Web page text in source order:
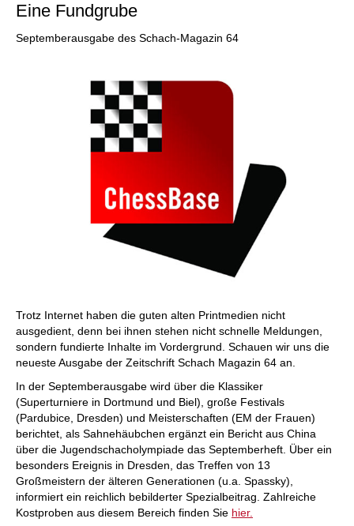
Eine Fundgrube
Septemberausgabe des Schach-Magazin 64
Trotz Internet haben die guten alten Printmedien nicht
ausgedient, denn bei ihnen stehen nicht schnelle Meldungen,
sondern fundierte Inhalte im Vordergrund. Schauen wir uns die
neueste Ausgabe der Zeitschrift Schach Magazin 64 an.
In der Septemberausgabe wird über die Klassiker
(Superturniere in Dortmund und Biel), große Festivals
(Pardubice, Dresden) und Meisterschaften (EM der Frauen)
berichtet, als Sahnehäubchen ergänzt ein Bericht aus China
über die Jugendschacholympiade das Septemberheft. Über ein
besonders Ereignis in Dresden, das Treffen von 13
Großmeistern der älteren Generationen (u.a. Spassky),
informiert ein reichlich bebilderter Spezialbeitrag. Zahlreiche
Kostproben aus diesem Bereich finden Sie hier.